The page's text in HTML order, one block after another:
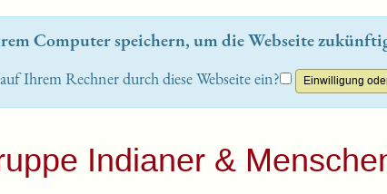
Computer speichern, um die Webseite
Ihrem Rechner durch diese Webseite ein?
Indianer &